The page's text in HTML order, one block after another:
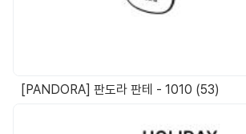
[PANDORA] 판도라 판테 - 1010 (53)